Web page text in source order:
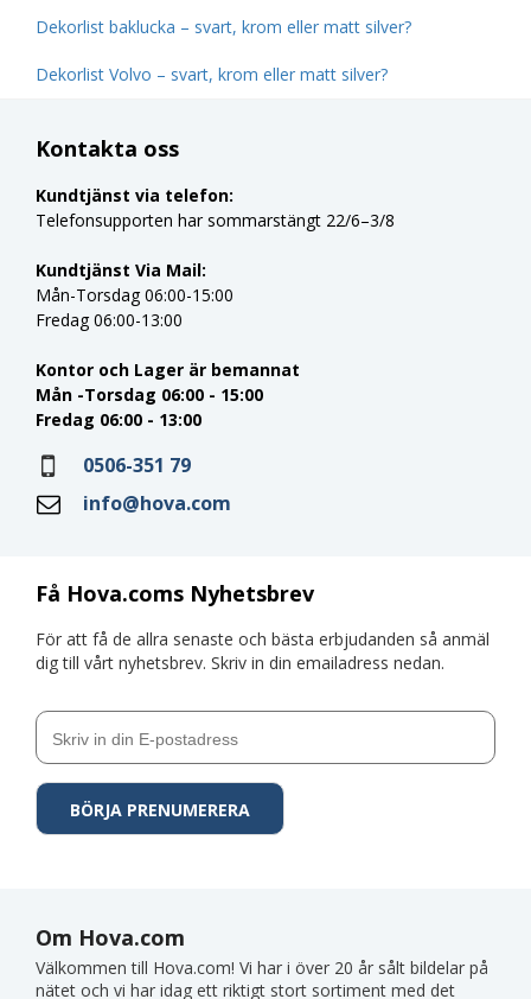
Dekorlist baklucka – svart, krom eller matt silver?
Dekorlist Volvo – svart, krom eller matt silver?
Få Hova.coms Nyhetsbrev
För att få de allra senaste och bästa erbjudanden så anmäl
dig till vårt nyhetsbrev. Skriv in din emailadress nedan.
Kontakta oss
Kundtjänst via telefon:
Telefonsupporten har sommarstängt 22/6–3/8
Kundtjänst Via Mail:
Mån-Torsdag 06:00-15:00
Fredag 06:00-13:00
Kontor och Lager är bemannat
Mån -Torsdag 06:00 - 15:00
Fredag 06:00 - 13:00
0506-351 79
info@hova.com
Om Hova.com
Välkommen till Hova.com! Vi har i över 20 år sålt bildelar på
nätet och vi har idag ett riktigt stort sortiment med det